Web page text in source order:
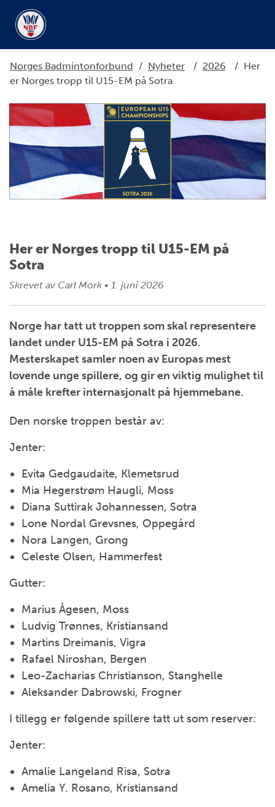
Norges Badmintonforbund / Nyheter / 2026 / Her
er Norges tropp til U15-EM på Sotra
Her er Norges tropp til U15-EM på
Sotra
Skrevet av Carl Mork • 1. juni 2026
Norge har tatt ut troppen som skal representere
landet under U15-EM på Sotra i 2026.
Mesterskapet samler noen av Europas mest
lovende unge spillere, og gir en viktig mulighet til
å måle krefter internasjonalt på hjemmebane.
Den norske troppen består av:
Jenter:
Evita Gedgaudaite, Klemetsrud
Mia Hegerstrøm Haugli, Moss
Diana Suttirak Johannessen, Sotra
Lone Nordal Grevsnes, Oppegård
Nora Langen, Grong
Celeste Olsen, Hammerfest
Gutter:
Marius Ågesen, Moss
Ludvig Trønnes, Kristiansand
Martins Dreimanis, Vigra
Rafael Niroshan, Bergen
Leo-Zacharias Christianson, Stanghelle
Aleksander Dabrowski, Frogner
I tillegg er følgende spillere tatt ut som reserver:
Jenter:
Amalie Langeland Risa, Sotra
Amelia Y. Rosano, Kristiansand